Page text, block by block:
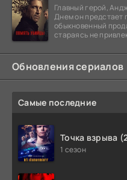
Главный герой,
Днем он предстает
обыкновенный
стараясь не
Обновления сериалов
Самые последние
Точка взрыва
1 сезон